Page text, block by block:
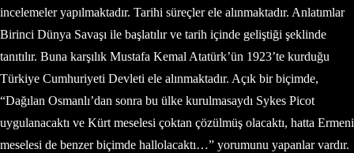
incelemeler yapılmaktadır. Tarihi süreçler ele alınmaktadır. Anlatımlar
Birinci Dünya Savaşı ile başlatılır ve tarih içinde geliştiği şeklinde
tanıtılır. Buna karşılık Mustafa Kemal Atatürk’ün 1923’te kurduğu
Türkiye Cumhuriyeti Devleti ele alınmaktadır. Açık bir biçimde,
“Dağılan Osmanlı’dan sonra bu ülke kurulmasaydı Sykes Picot
uygulanacaktı ve Kürt meselesi çoktan çözülmüş olacaktı, hatta Ermeni
meselesi de benzer biçimde hallolacaktı…” yorumunu yapanlar vardır.